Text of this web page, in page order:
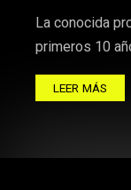
La conocida
primeros 10
LEER MÁS